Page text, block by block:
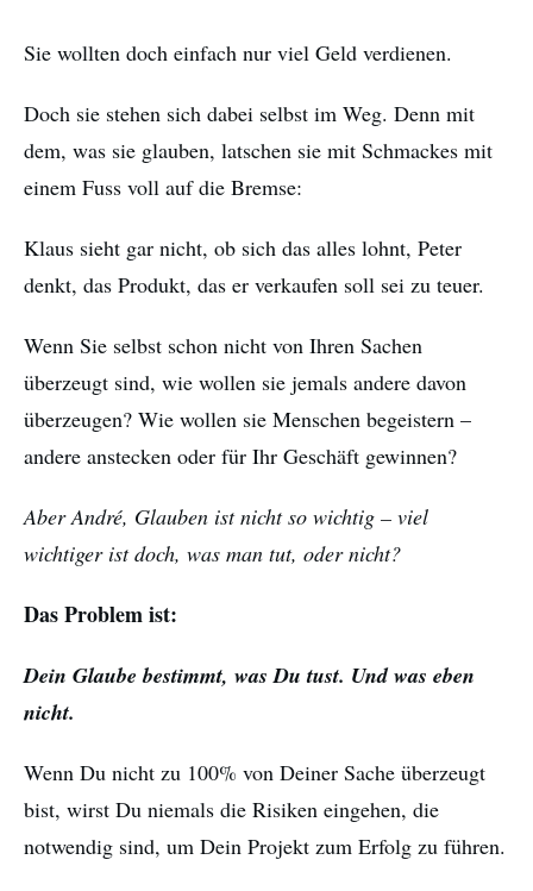
Sie wollten doch einfach nur viel Geld verdienen.
Doch sie stehen sich dabei selbst im Weg. Denn mit
dem, was sie glauben, latschen sie mit Schmackes mit
einem Fuss voll auf die Bremse:
Klaus sieht gar nicht, ob sich das alles lohnt, Peter
denkt, das Produkt, das er verkaufen soll sei zu teuer.
Wenn Sie selbst schon nicht von Ihren Sachen
überzeugt sind, wie wollen sie jemals andere davon
überzeugen? Wie wollen sie Menschen begeistern –
andere anstecken oder für Ihr Geschäft gewinnen?
Aber André, Glauben ist nicht so wichtig – viel
wichtiger ist doch, was man tut, oder nicht?
Das Problem ist:
Dein Glaube bestimmt, was Du tust. Und was eben
nicht.
Wenn Du nicht zu 100% von Deiner Sache überzeugt
bist, wirst Du niemals die Risiken eingehen, die
notwendig sind, um Dein Projekt zum Erfolg zu führen.